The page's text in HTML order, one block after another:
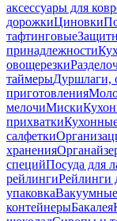
аксессуары для
дорожкиЦиновки
тафтинговые
принадлежности
овощерезки
таймерыДуршлаги,
приготовления
мелочиМиски
прихватки
салфетки
хранения
специйПосуда для
рейлингиРейлинги
упаковка
контейнерыБакалея